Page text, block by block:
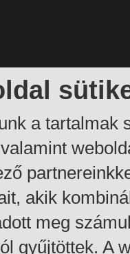
a tartalmak
akik
meg
gyűjtöttek. A